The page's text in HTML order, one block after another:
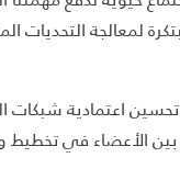
لمعالجة التحديات
اعتمادية شبكات
الأعضاء في تخطيط